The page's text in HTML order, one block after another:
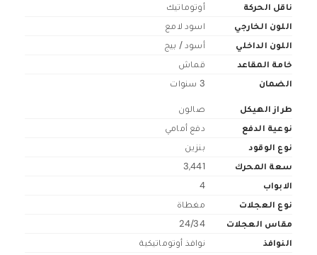
ناقل الحركة
أوتوماتيك
اللون الخارجي
اسود لامع
اللون الداخلي
أسود / بيج
خامة المقاعد
قماش
الضمان
3 سنوات
طراز الهيكل
صالون
نوعية الدفع
دفع أمامي
نوع الوقود
بنزين
سعة المحرك
3,441
الابواب
4
نوع العجلات
مغطاة
مقاس العجلات
24/34
النوافذ
نوافذ أوتوماتيكية